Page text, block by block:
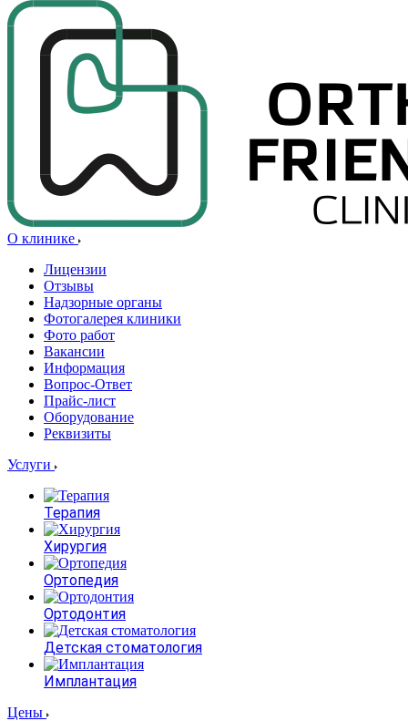
О клинике
Лицензии
Отзывы
Надзорные органы
Фотогалерея клиники
Фото работ
Вакансии
Информация
Вопрос-Ответ
Прайс-лист
Оборудование
Реквизиты
Услуги
Терапия
Хирургия
Ортопедия
Ортодонтия
Детская стоматология
Имплантация
Цены